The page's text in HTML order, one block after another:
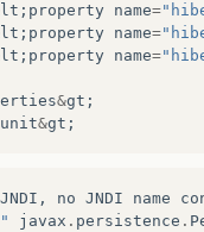
lt ; property name=
lt ; property name=
lt ; property name=
&gt ;
unit&gt ;
JNDI , no JNDI name
javax . persistence .